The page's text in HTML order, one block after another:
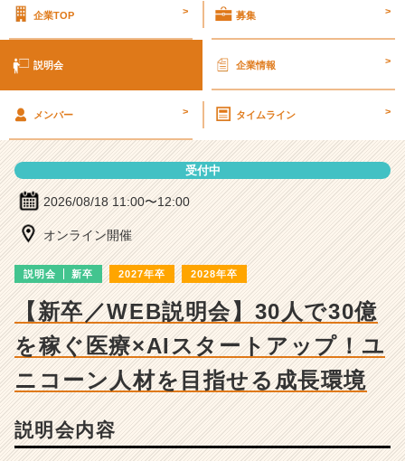
l
i
会
|
ベ
ン
チ
ャ
ー・
成
企業TOP > 募集 >
説明会 企業情報 >
メンバー > タイムライン >
受付中
2026/08/18 11:00〜12:00
オンライン開催
説明会 新卒 2027年卒 2028年卒
【新卒／WEB説明会】30人で30億
を稼ぐ医療×AIスタートアップ！ユ
ニコーン人材を目指せる成長環境
説明会内容